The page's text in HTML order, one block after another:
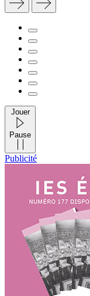
Jouer
Pause
Publicité